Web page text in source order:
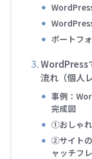
ポートフ
WordPress
流れ（個人
事例：
完成図
➀おしゃ
➁サイト
ャッチフ